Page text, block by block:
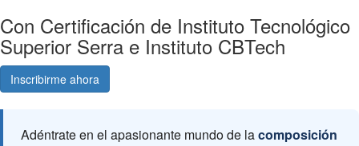
Con Certificación de Instituto Tecnológico
Superior Serra e Instituto CBTech
Inscribirme ahora
Adéntrate en el apasionante mundo de lacomposición